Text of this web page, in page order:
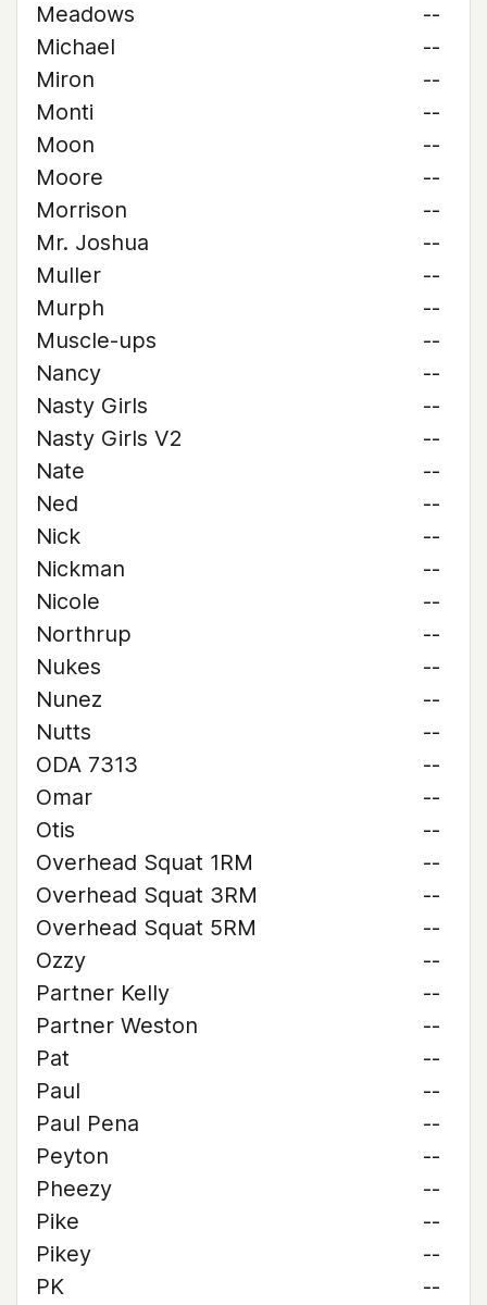
Meadows
--
Michael
--
Miron
--
Monti
--
Moon
--
Moore
--
Morrison
--
Mr. Joshua
--
Muller
--
Murph
--
Muscle-ups
--
Nancy
--
Nasty Girls
--
Nasty Girls V2
--
Nate
--
Ned
--
Nick
--
Nickman
--
Nicole
--
Northrup
--
Nukes
--
Nunez
--
Nutts
--
ODA 7313
--
Omar
--
Otis
--
Overhead Squat 1RM
--
Overhead Squat 3RM
--
Overhead Squat 5RM
--
Ozzy
--
Partner Kelly
--
Partner Weston
--
Pat
--
Paul
--
Paul Pena
--
Peyton
--
Pheezy
--
Pike
--
Pikey
--
PK
--